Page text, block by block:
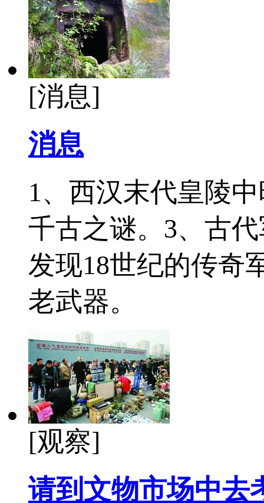
[消息]
消息
1、西汉末代皇陵
千古之谜。3、古
发现18世纪的传奇
老武器。
[观察]
请到文物市场中去